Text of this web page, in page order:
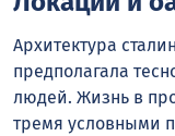
Архитектура
предполагала
людей. Жизнь в
тремя условными